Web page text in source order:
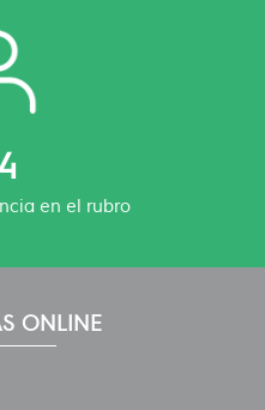
en el rubro
ONLINE